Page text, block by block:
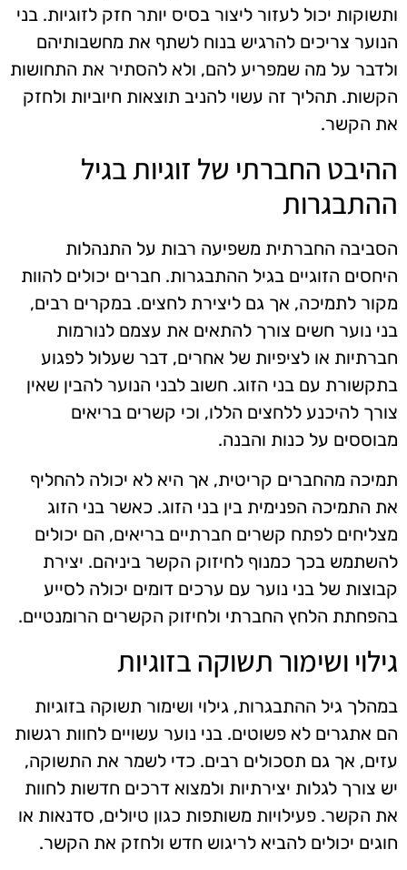
ותשוקות יכול לעזור ליצור בסיס יותר חזק לזוגיות. בני
הנוער צריכים להרגיש בנוח לשתף את מחשבותיהם
ולדבר על מה שמפריע להם, ולא להסתיר את התחושות
הקשות. תהליך זה עשוי להניב תוצאות חיוביות ולחזק
את הקשר.
ההיבט החברתי של זוגיות בגיל
ההתבגרות
הסביבה החברתית משפיעה רבות על התנהלות
היחסים הזוגיים בגיל ההתבגרות. חברים יכולים להוות
מקור לתמיכה, אך גם ליצירת לחצים. במקרים רבים,
בני נוער חשים צורך להתאים את עצמם לנורמות
חברתיות או לציפיות של אחרים, דבר שעלול לפגוע
בתקשורת עם בני הזוג. חשוב לבני הנוער להבין שאין
צורך להיכנע ללחצים הללו, וכי קשרים בריאים
מבוססים על כנות והבנה.
תמיכה מהחברים קריטית, אך היא לא יכולה להחליף
את התמיכה הפנימית בין בני הזוג. כאשר בני הזוג
מצליחים לפתח קשרים חברתיים בריאים, הם יכולים
להשתמש בכך כמנוף לחיזוק הקשר ביניהם. יצירת
קבוצות של בני נוער עם ערכים דומים יכולה לסייע
בהפחתת הלחץ החברתי ולחיזוק הקשרים הרומנטיים.
גילוי ושימור תשוקה בזוגיות
במהלך גיל ההתבגרות, גילוי ושימור תשוקה בזוגיות
הם אתגרים לא פשוטים. בני נוער עשויים לחוות רגשות
עזים, אך גם תסכולים רבים. כדי לשמר את התשוקה,
יש צורך לגלות יצירתיות ולמצוא דרכים חדשות לחוות
את הקשר. פעילויות משותפות כגון טיולים, סדנאות או
חוגים יכולים להביא לריגוש חדש ולחזק את הקשר.